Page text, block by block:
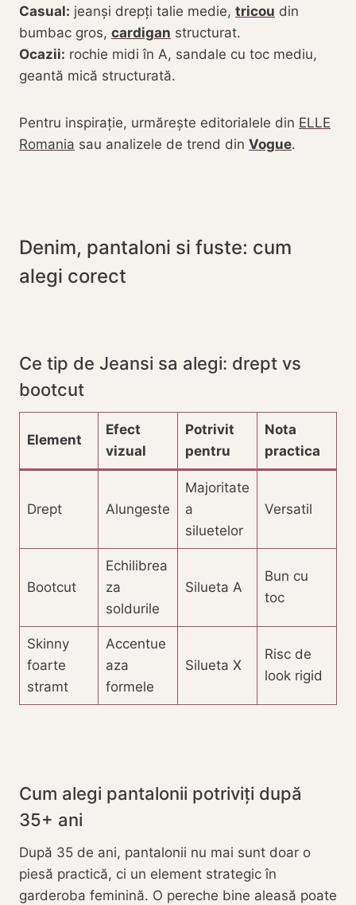
Casual: jeanși drepți talie medie, tricou din
bumbac gros, cardigan structurat.
Ocazii: rochie midi în A, sandale cu toc mediu,
geantă mică structurată.
Pentru inspirație, urmărește editorialele din ELLE
Romania sau analizele de trend din Vogue.
Denim, pantaloni si fuste: cum
alegi corect
Ce tip de Jeansi sa alegi: drept vs
bootcut
Element
Efect
vizual
Potrivit
pentru
Nota
practica
Drept Alungeste
Majoritate
a
siluetelor
Versatil
Bootcut
Echilibrea
za
soldurile
Silueta A
Bun cu
toc
Skinny
foarte
stramt
Accentue
aza
formele
Silueta X
Risc de
look rigid
Cum alegi pantalonii potriviți după
35+ ani
După 35 de ani, pantalonii nu mai sunt doar o
piesă practică, ci un element strategic în
garderoba feminină. O pereche bine aleasă poate